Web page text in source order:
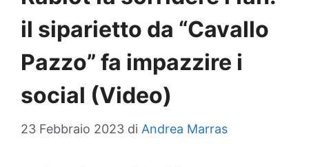
il siparietto da “Cavallo
Pazzo” fa impazzire i
social (Video)
23 Febbraio 2023 di Andrea Marras